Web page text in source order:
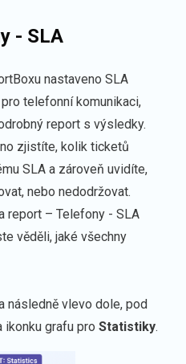
- SLA
nastaveno SLA
telefonní komunikaci,
report s výsledky.
zjistíte, kolik ticketů
SLA a zároveň uvidíte,
nebo nedodržovat.
report – Telefony - SLA
věděli, jaké všechny
následně vlevo dole, pod
ikonku grafu pro Statistiky.